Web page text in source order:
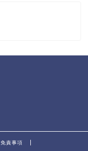
免責事項